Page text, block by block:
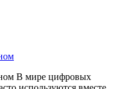
В мире цифровых